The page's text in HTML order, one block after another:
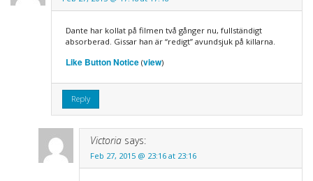
Dante har kollat på filmen två gånger nu, fullständigt
absorberad. Gissar han är “redigt” avundsjuk på killarna.
Like Button Notice(view)
Reply
Victoria says:
Feb 27, 2015 @ 23:16 at 23:16